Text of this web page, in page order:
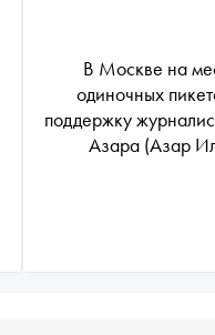
В Москве на
одиночных
поддержку
Азара(Азар